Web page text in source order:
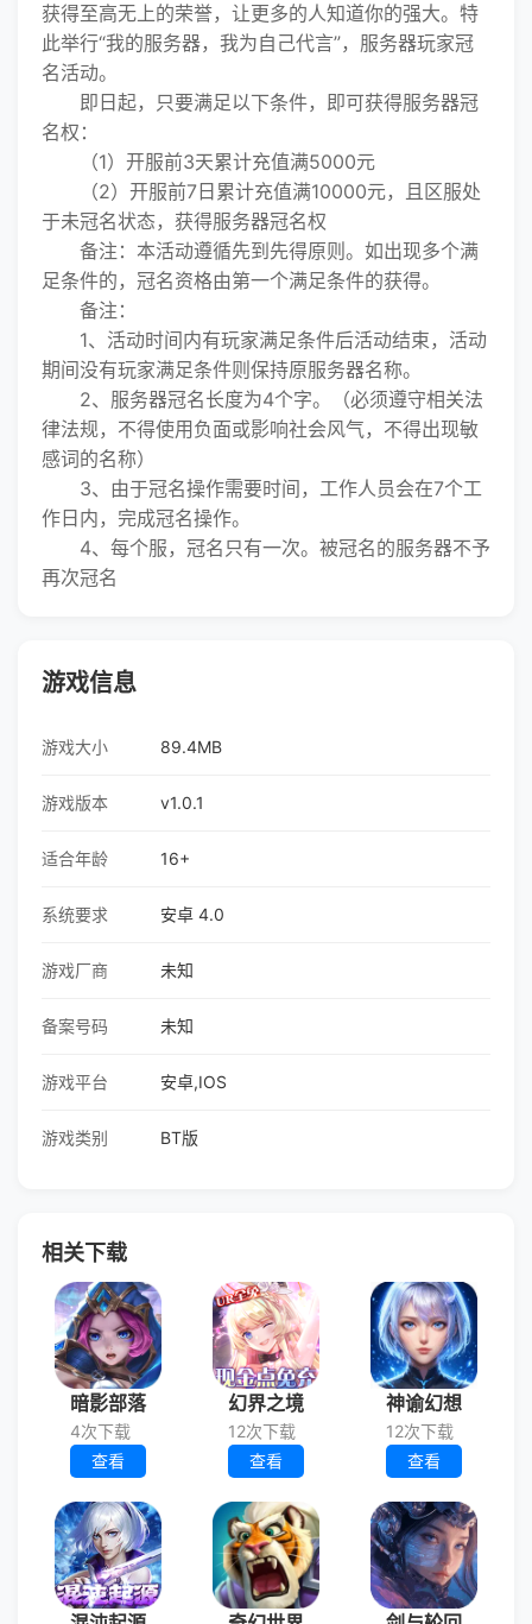
获得至高无上的荣誉，让更多的人知道你的强大。特
此举行“我的服务器，我为自己代言”，服务器玩家冠
名活动。
即日起，只要满足以下条件，即可获得服务器冠
名权：
（1）开服前3天累计充值满5000元
（2）开服前7日累计充值满10000元，且区服处
于未冠名状态，获得服务器冠名权
备注：本活动遵循先到先得原则。如出现多个满
足条件的，冠名资格由第一个满足条件的获得。
备注：
1、活动时间内有玩家满足条件后活动结束，活动
期间没有玩家满足条件则保持原服务器名称。
2、服务器冠名长度为4个字。（必须遵守相关法
律法规，不得使用负面或影响社会风气，不得出现敏
感词的名称）
3、由于冠名操作需要时间，工作人员会在7个工
作日内，完成冠名操作。
4、每个服，冠名只有一次。被冠名的服务器不予
再次冠名
游戏信息
游戏大小 89.4MB
游戏版本 v1.0.1
适合年龄 16+
系统要求 安卓 4.0
游戏厂商 未知
备案号码 未知
游戏平台 安卓,IOS
游戏类别 BT版
相关下载
暗影部落
4次下载
查看
幻界之境
12次下载
查看
神谕幻想
12次下载
查看